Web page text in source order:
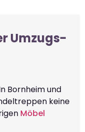
Umzugs-
Bornheim und
keine
Möbel